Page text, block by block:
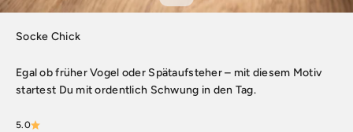
Gehe zu Element 1
Gehe zu Element 2
Socke Chick
Egal ob früher Vogel oder Spätaufsteher – mit diesem Motiv
startest Du mit ordentlich Schwung in den Tag.
5.0